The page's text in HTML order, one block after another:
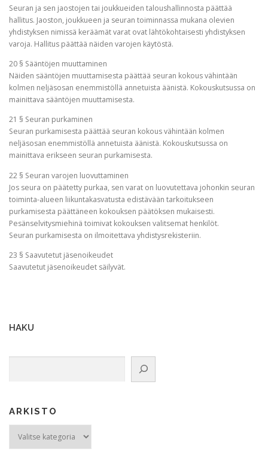
Seuran ja sen jaostojen tai joukkueiden taloushallinnosta päättää
hallitus. Jaoston, joukkueen ja seuran toiminnassa mukana olevien
yhdistyksen nimissä keräämät varat ovat lähtökohtaisesti yhdistyksen
varoja. Hallitus päättää näiden varojen käytöstä.
20 § Sääntöjen muuttaminen
Näiden sääntöjen muuttamisesta päättää seuran kokous vähintään
kolmen neljäsosan enemmistöllä annetuista äänistä. Kokouskutsussa on
mainittava sääntöjen muuttamisesta.
21 § Seuran purkaminen
Seuran purkamisesta päättää seuran kokous vähintään kolmen
neljäsosan enemmistöllä annetuista äänistä. Kokouskutsussa on
mainittava erikseen seuran purkamisesta.
22 § Seuran varojen luovuttaminen
Jos seura on päätetty purkaa, sen varat on luovutettava johonkin seuran
toiminta-alueen liikuntakasvatusta edistävään tarkoitukseen
purkamisesta päättäneen kokouksen päätöksen mukaisesti.
Pesänselvitysmiehinä toimivat kokouksen valitsemat henkilöt.
Seuran purkamisesta on ilmoitettava yhdistysrekisteriin.
23 § Saavutetut jäsenoikeudet
Saavutetut jäsenoikeudet säilyvät.
HAKU
ARKISTO